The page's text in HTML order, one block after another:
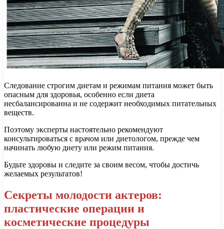
Следование строгим диетам и режимам питания может быть
опасным для здоровья, особенно если диета
несбалансированна и не содержит необходимых питательных
веществ.
Поэтому эксперты настоятельно рекомендуют
консультироваться с врачом или диетологом, прежде чем
начинать любую диету или режим питания.
Будьте здоровы и следите за своим весом, чтобы достичь
желаемых результатов!
Секреты молодости актеров:
пластические операции и
косметические процедуры